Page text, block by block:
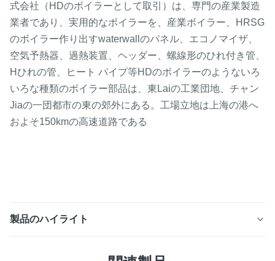
式会社（HDのボイラーとして取引）は、専門の産業製造
業者であり、実用的なボイラーを、産業ボイラー、HRSG
のボイラー作り出すwaterwallのパネル、エコノマイザ、
空気予熱器、過熱装置、ヘッダー、螺線形のひれ付き管、
Hひれの管、ヒート パイプ等HDのボイラーのようないろ
いろな種類のボイラー部品は、東Laiの工業団地、チャン
Jiaの一団都市の東の郊外にある。工場立地は上海の港へ
およそ150kmの高速道路である
製品のハイライト